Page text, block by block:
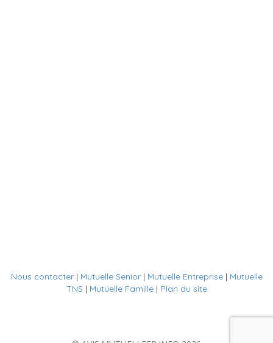
Nous contacter| Mutuelle Senior| Mutuelle Entreprise| Mutuelle
TNS | Mutuelle Famille| Plan du site